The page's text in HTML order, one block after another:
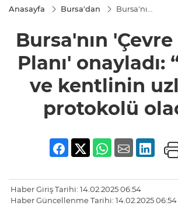
Anasayfa Bursa'dan
Bursa'nın
Planı'
onayladı:
“Kentin
ve
kentlinin
uzlaşma
protokolü
olacak”
Bursa'nın
Planı' onayladı:
ve kentlinin
protokolü
Haber Giriş Tarihi: 14.02.2025 06:54
Haber Güncellenme Tarihi: 14.02.2025 06:54